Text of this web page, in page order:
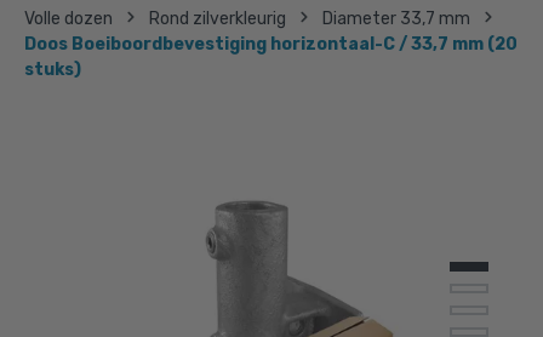
Volle dozen Rond zilverkleurig
Diameter 33,7 mm
Doos Boeiboordbevestiging horizontaal-C / 33,7 mm (20
stuks)